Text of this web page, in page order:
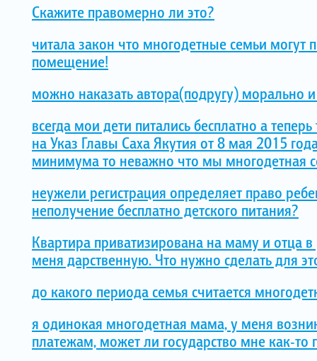
Скажите правомерно ли это?
читала закон что многодетные семьи могут
помещение!
можно наказать автора(подругу) морально
всегда мои дети питались бесплатно а
на Указ Главы Саха Якутия от 8 мая 2015
минимума то неважно что мы многодетная
неужели регистрация определяет право
неполучение бесплатно детского питания?
Квартира приватизирована на маму и отца
меня дарственную. Что нужно сделать для
до какого периода семья считается
я одинокая многодетная мама, у меня
платежам, может ли государство мне как-то